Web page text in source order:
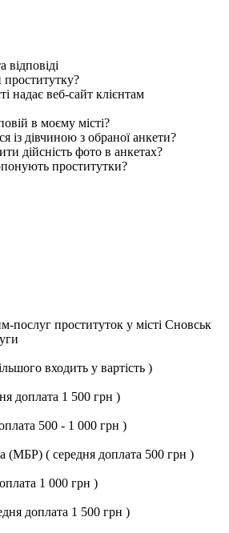
відповіді
надає веб-сайт клієнтам
в моєму місті?
із дівчиною з обраної анкети?
дійсність фото в анкетах?
проститутки?
послуг проституток у місті Сновськ
входить у вартість )
доплата 1 500 грн )
500 - 1 000 грн )
(МБР) ( середня доплата 500 грн )
1 000 грн )
доплата 1 500 грн )